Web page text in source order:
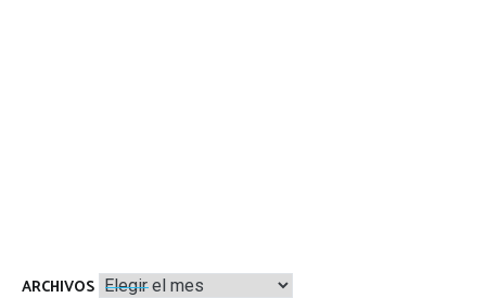
ARCHIVOS Archivos